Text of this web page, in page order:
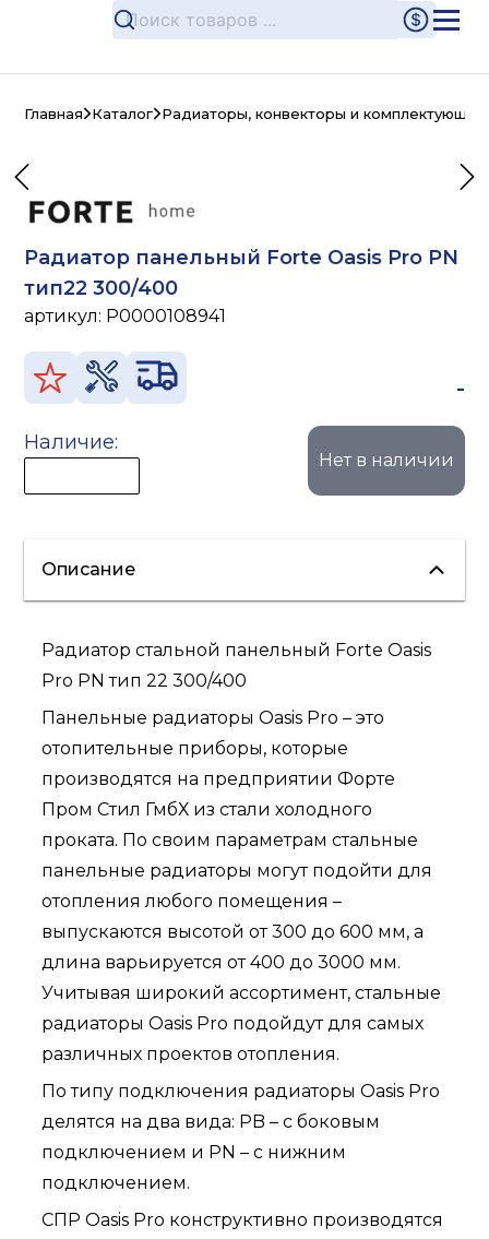
Главная Каталог Радиаторы, конвекторы и комплектующие
Радиатор панельный Forte Oasis Pro PN
тип22 300/400
артикул: P0000108941
-
Наличие:
Нет в наличии
Описание
Радиатор стальной панельный Forte Oasis
Pro PN тип 22 300/400
Панельные радиаторы Oasis Pro – это
отопительные приборы, которые
производятся на предприятии Форте
Пром Стил ГмбХ из стали холодного
проката. По своим параметрам стальные
панельные радиаторы могут подойти для
отопления любого помещения –
выпускаются высотой от 300 до 600 мм, а
длина варьируется от 400 до 3000 мм.
Учитывая широкий ассортимент, стальные
радиаторы Oasis Pro подойдут для самых
различных проектов отопления.
По типу подключения радиаторы Oasis Pro
делятся на два вида: PB – с боковым
подключением и PN – с нижним
подключением.
СПР Oasis Pro конструктивно производятся